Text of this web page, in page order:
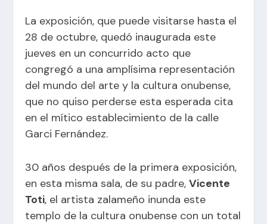
La exposición, que puede visitarse hasta el
28 de octubre, quedó inaugurada este
jueves en un concurrido acto que
congregó a una amplísima representación
del mundo del arte y la cultura onubense,
que no quiso perderse esta esperada cita
en el mítico establecimiento de la calle
Garci Fernández.
30 años después de la primera exposición,
en esta misma sala, de su padre,Vicente
Toti, el artista zalameño inunda este
templo de la cultura onubense con un total